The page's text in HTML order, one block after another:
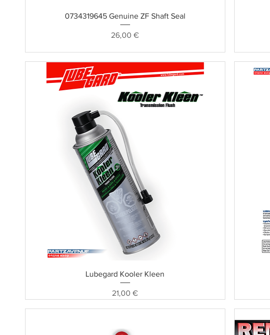
Schnellansicht
0734319645 Genuine ZF Shaft Seal
Preis
26,00 €
Schnellansicht
Lubegard Kooler Kleen
Preis
21,00 €